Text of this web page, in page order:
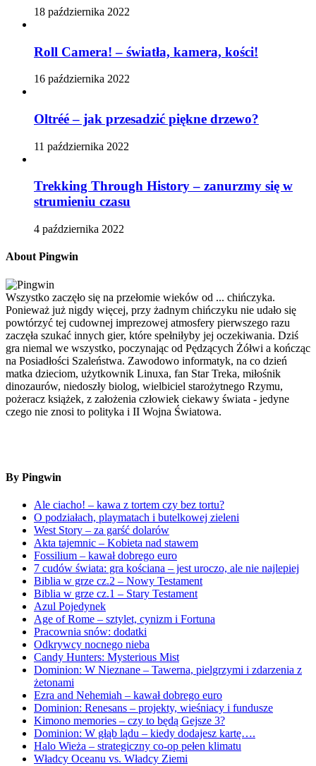
18 października 2022
Roll Camera! – światła, kamera, kości!
16 października 2022
Oltréé – jak przesadzić piękne drzewo?
11 października 2022
Trekking Through History – zanurzmy się w
strumieniu czasu
4 października 2022
About Pingwin
Wszystko zaczęło się na przełomie wieków od ... chińczyka.
Ponieważ już nigdy więcej, przy żadnym chińczyku nie udało się
powtórzyć tej cudownej imprezowej atmosfery pierwszego razu
zaczęła szukać innych gier, które spełniłyby jej oczekiwania. Dziś
gra niemal we wszystko, poczynając od Pędzących Żółwi a kończąc
na Posiadłości Szaleństwa. Zawodowo informatyk, na co dzień
matka dzieciom, użytkownik Linuxa, fan Star Treka, miłośnik
dinozaurów, niedoszły biolog, wielbiciel starożytnego Rzymu,
pożeracz książek, z założenia człowiek ciekawy świata - jedyne
czego nie znosi to polityka i II Wojna Światowa.
By Pingwin
Ale ciacho! – kawa z tortem czy bez tortu?
O podziałach, playmatach i butelkowej zieleni
West Story – za garść dolarów
Akta tajemnic – Kobieta nad stawem
Fossilium – kawał dobrego euro
7 cudów świata: gra kościana – jest uroczo, ale nie najlepiej
Biblia w grze cz.2 – Nowy Testament
Biblia w grze cz.1 – Stary Testament
Azul Pojedynek
Age of Rome – sztylet, cynizm i Fortuna
Pracownia snów: dodatki
Odkrywcy nocnego nieba
Candy Hunters: Mysterious Mist
Dominion: W Nieznane – Tawerna, pielgrzymi i zdarzenia z
żetonami
Ezra and Nehemiah – kawał dobrego euro
Dominion: Renesans – projekty, wieśniacy i fundusze
Kimono memories – czy to będą Gejsze 3?
Dominion: W głąb lądu – kiedy dodajesz kartę….
Halo Wieża – strategiczny co-op pełen klimatu
Władcy Oceanu vs. Władcy Ziemi